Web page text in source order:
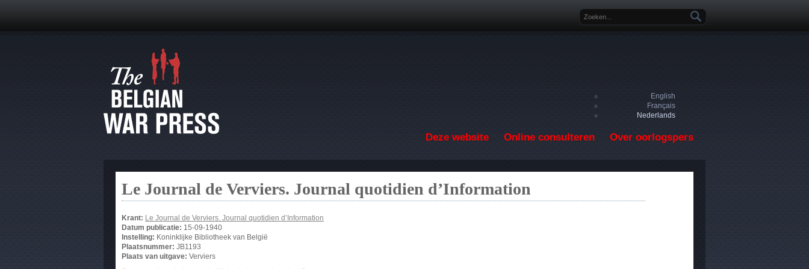
Zoekveld
English
Français
Nederlands
Deze website Online consulteren Over oorlogspers
Le Journal de Verviers. Journal quotidien d’Information
Krant: Le Journal de Verviers. Journal quotidien d’Information
Datum publicatie: 15-09-1940
Instelling: Koninklijke Bibliotheek van België
Plaatsnummer: JB1193
Plaats van uitgave: Verviers